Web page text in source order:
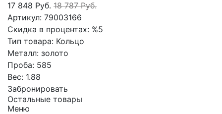
17 848 Руб. 18 787 Руб.
Артикул: 79003166
Скидка в процентах: %5
Тип товара: Кольцо
Металл: золото
Проба: 585
Вес: 1.88
Забронировать
Остальные товары
Меню